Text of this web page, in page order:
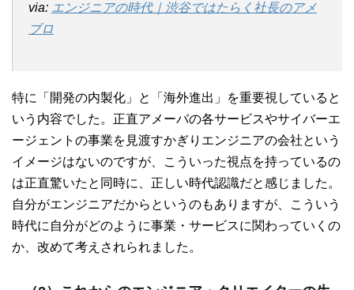
via: エンジニアの時代｜渋谷ではたらく社長のアメ
ブロ
特に「開発の内製化」と「海外進出」を重要視していると
いう内容でした。正直アメーバの各サービスやサイバーエ
ージェントの事業を見渡すかぎりエンジニアの会社という
イメージはないのですが、こういった視点を持っているの
は正直驚いたと同時に、正しい時代認識だと感じました。
自分がエンジニアだからというのもありますが、こういう
時代に自分がどのように事業・サービスに関わっていくの
か、改めて考えされられました。